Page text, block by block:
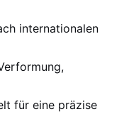
internationalen
für eine präzise